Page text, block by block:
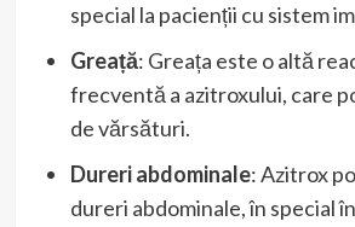
special la pacienții cu sistem
Greață: Greața este o altă
frecventă a azitroxului, care
de vărsături.
Dureri abdominale: Azitrox
dureri abdominale, în special